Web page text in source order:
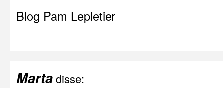
Blog Pam Lepletier
Martadisse: